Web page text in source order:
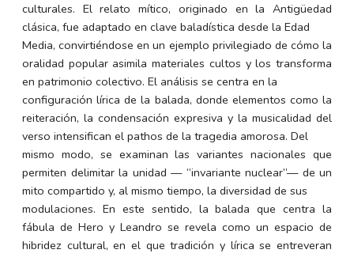
culturales. El relato mítico, originado en la Antigüedad
clásica, fue adaptado en clave baladística desde la Edad
Media, convirtiéndose en un ejemplo privilegiado de cómo la
oralidad popular asimila materiales cultos y los transforma
en patrimonio colectivo. El análisis se centra en la
configuración lírica de la balada, donde elementos como la
reiteración, la condensación expresiva y la musicalidad del
verso intensifican el pathos de la tragedia amorosa. Del
mismo modo, se examinan las variantes nacionales que
permiten delimitar la unidad — “invariante nuclear”— de un
mito compartido y, al mismo tiempo, la diversidad de sus
modulaciones. En este sentido, la balada que centra la
fábula de Hero y Leandro se revela como un espacio de
hibridez cultural, en el que tradición y lírica se entreveran